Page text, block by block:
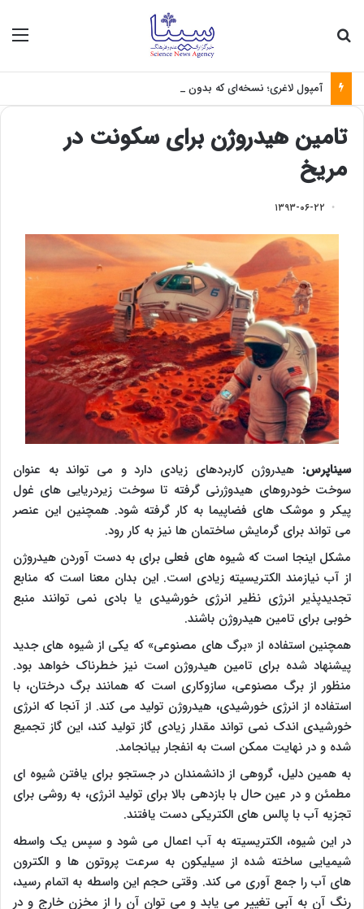
آمپول لاغری؛ نسخه‌ای که بدون تغذیه خطرناک می‌شود
تامین هیدروژن برای سکونت در
مریخ
۱۳۹۳-۰۶-۲۲
سیناپرس: هیدروژن کاربردهای زیادی دارد و می تواند به عنوان
سوخت خودروهای هیدوژرنی گرفته تا سوخت زیردریایی های غول
پیکر و موشک های فضاپیما به کار گرفته شود. همچنین این عنصر
می تواند برای گرمایش ساختمان ها نیز به کار رود.
مشکل اینجا است که شیوه های فعلی برای به دست آوردن هیدروژن
از آب نیازمند الکتریسیته زیادی است. این بدان معنا است که منابع
تجدیدپذیر انرژی نظیر انرژی خورشیدی یا بادی نمی توانند منبع
خوبی برای تامین هیدروژن باشند.
همچنین استفاده از «برگ های مصنوعی» که یکی از شیوه های جدید
پیشنهاد شده برای تامین هیدروژن است نیز خطرناک خواهد بود.
منظور از برگ مصنوعی، سازوکاری است که همانند برگ درختان، با
استفاده از انرژی خورشیدی، هیدروژن تولید می کند. از آنجا که انرژی
خورشیدی اندک نمی تواند مقدار زیادی گاز تولید کند، این گاز تجمیع
شده و در نهایت ممکن است به انفجار بیانجامد.
به همین دلیل، گروهی از دانشمندان در جستجو برای یافتن شیوه ای
مطمئن و در عین حال با بازدهی بالا برای تولید انرژی، به روشی برای
تجزیه آب با پالس های الکتریکی دست یافتند.
در این شیوه، الکتریسیته به آب اعمال می شود و سپس یک واسطه
شیمیایی ساخته شده از سیلیکون به سرعت پروتون ها و الکترون
های آب را جمع آوری می کند. وقتی حجم این واسطه به اتمام رسید،
رنگ آن به آبی تغییر می یابد و می توان آن را از مخزن خارج و در